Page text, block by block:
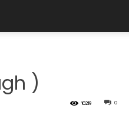
)
0
10219